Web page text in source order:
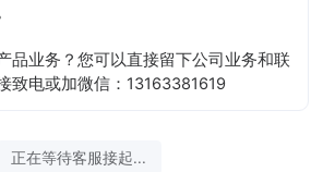
品业务？您可以直接留下公司业务和联
致电或加微信：13163381619
正在等待客服接起...